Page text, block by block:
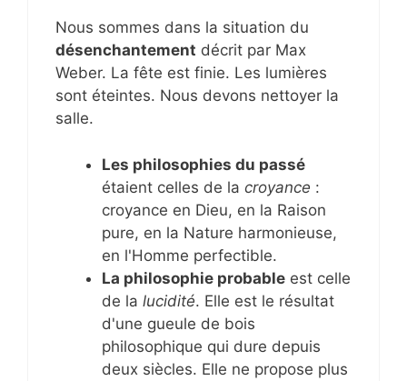
Nous sommes dans la situation du
désenchantement décrit par Max
Weber. La fête est finie. Les lumières
sont éteintes. Nous devons nettoyer la
salle.
Les philosophies du passé
étaient celles de la croyance :
croyance en Dieu, en la Raison
pure, en la Nature harmonieuse,
en l'Homme perfectible.
La philosophie probable est celle
de la lucidité. Elle est le résultat
d'une gueule de bois
philosophique qui dure depuis
deux siècles. Elle ne propose plus